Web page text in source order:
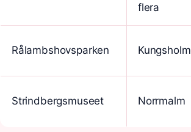
flera
Rålambshovsparken
Strindbergsmuseet Norrmalm